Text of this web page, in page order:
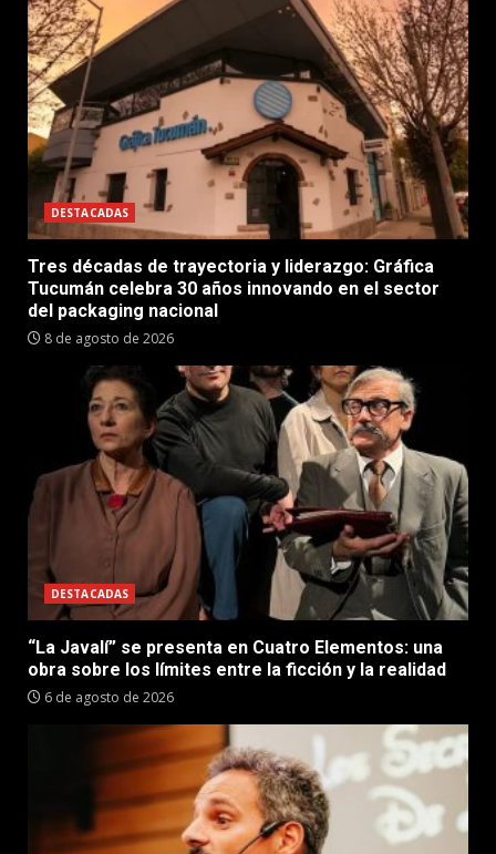
DESTACADAS
Tres décadas de trayectoria y liderazgo: Gráfica
Tucumán celebra 30 años innovando en el sector
del packaging nacional
8 de agosto de 2026
DESTACADAS
“La Javalí” se presenta en Cuatro Elementos: una
obra sobre los límites entre la ficción y la realidad
6 de agosto de 2026